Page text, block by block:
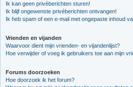
Ik kan geen privéberichten sturen!
Ik blijf ongewenste privéberichten ontvangen!
Ik heb spam of een e-mail met ongepaste inhoud
Vrienden en vijanden
Waarvoor dient mijn vrienden- en vijandenlijst?
Hoe verwijder of voeg ik gebruikers toe aan mijn
Forums doorzoeken
Hoe doorzoek ik het forum?